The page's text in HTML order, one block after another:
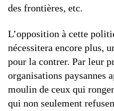
des frontières, etc.
L’opposition à cette
nécessitera encore plus,
pour la contrer. Par leur
organisations paysannes
moulin de ceux qui
qui non seulement